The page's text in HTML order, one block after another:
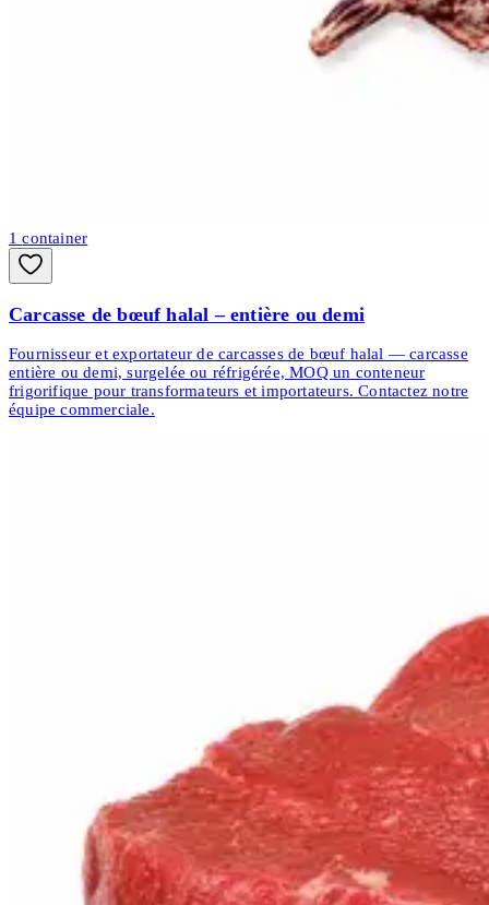
1container
Carcasse de bœuf halal – entière ou demi
Fournisseur et exportateur de carcasses de bœuf halal — carcasse
entière ou demi, surgelée ou réfrigérée, MOQ un conteneur
frigorifique pour transformateurs et importateurs. Contactez notre
équipe commerciale.